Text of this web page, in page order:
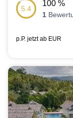
5.4
100 %
1
p.P. jetzt ab EUR